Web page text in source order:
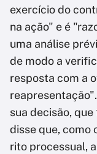
exercício do
na ação" e é
uma análise
de modo a
resposta com a
sua decisão,
disse que, como
rito processual,